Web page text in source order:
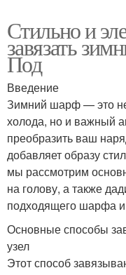
Стильно и
завязать
Под
Введение
Зимний шарф — это
холода, но и важный
преобразить ваш
добавляет образу
мы рассмотрим
на голову, а также
подходящего шарфа и
Основные способы
узел
Этот способ